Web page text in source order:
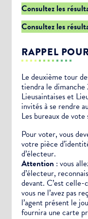
Consultez les
Consultez les
RAPPEL
Le deuxième tour
tiendra le dimanche
Lieusaintaises et
invités à se rendre
Les bureaux de
Pour voter, vous
votre pièce
d’électeur.
Attention : vous
d’électeur,
devant. C’est
vous ne l’avez pas
l’agent présent le
fournira une carte